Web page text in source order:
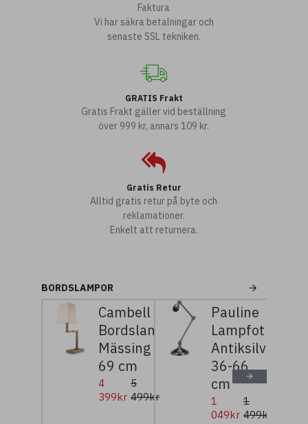
Faktura
Vi har säkra betalningar och
senaste SSL tekniken.
GRATIS Frakt
Gratis Frakt gäller vid beställning
över 999 kr, annars 109 kr.
Gratis Retur
Alltid gratis retur på byte och
reklamationer.
Enkelt att returnera.
BORDSLAMPOR
Cambell
Bordslampa
Mässing
69 cm
4
399kr
5
499kr
Pauline
Lampfot
Antiksilver
36-66
cm
1
049kr
1
499kr